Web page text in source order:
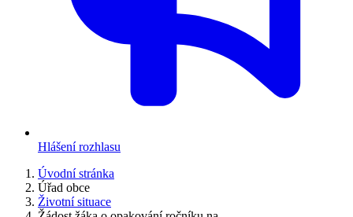
Hlášení rozhlasu
Úvodní stránka
Úřad obce
Životní situace